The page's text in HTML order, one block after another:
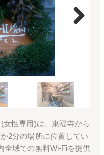
性専用)は、東福寺から
2分の場所に位置してい
全域での無料Wi-Fiを提供